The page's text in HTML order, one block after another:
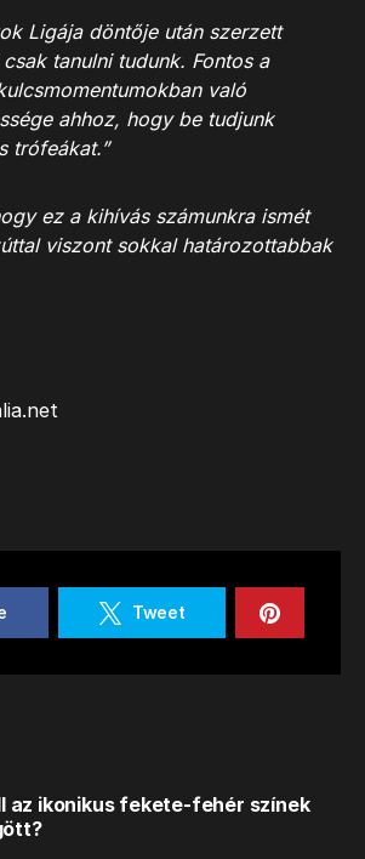
Ligája döntője után szerzett
tanulni tudunk. Fontos a
való
ahhoz, hogy be tudjunk
trófeákat.”
ez a kihívás számunkra ismét
viszont sokkal határozottabbak
Tweet
az ikonikus fekete-fehér színek